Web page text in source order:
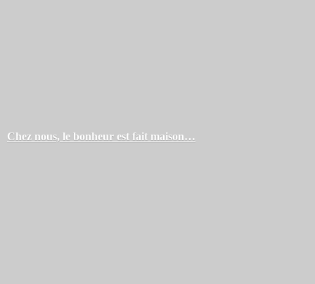
Chez nous, le bonheur est fait maison…